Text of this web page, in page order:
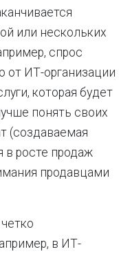
или нескольких
спрос
от ИТ-организации
которая будет
понять своих
(создаваемая
в росте продаж
продавцами
в ИТ-